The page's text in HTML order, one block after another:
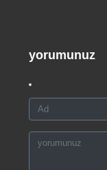
yorumunuz